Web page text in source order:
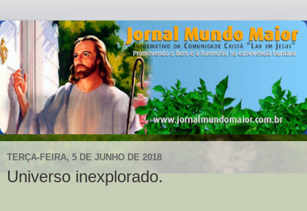
TERÇA-FEIRA, 5 DE JUNHO DE 2018
Universo inexplorado.